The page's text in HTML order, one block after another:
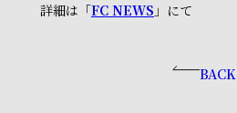
詳細は「FC NEWS 」にて
BACK